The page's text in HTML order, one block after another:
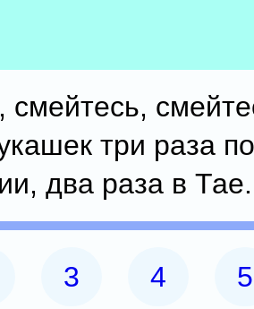
, смейтесь,
три раза
два раза в Тае.
3 4 5